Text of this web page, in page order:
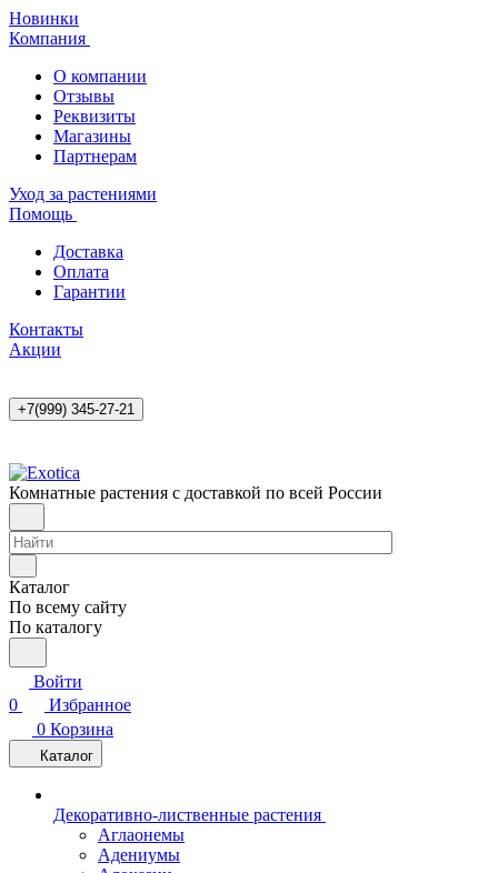
Новинки
Компания
О компании
Отзывы
Реквизиты
Магазины
Партнерам
Уход за растениями
Помощь
Доставка
Оплата
Гарантии
Контакты
Акции
+7(999) 345-27-21
Комнатные растения с доставкой по всей России
Каталог
По всему сайту
По каталогу
Войти
0
Избранное
0 Корзина
Каталог
Декоративно-лиственные растения
Аглаонемы
Адениумы